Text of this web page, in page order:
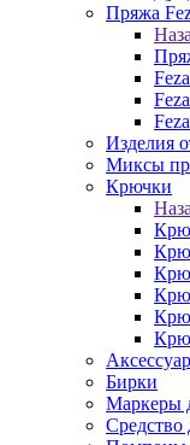
Пряжа
Изделия
Миксы
Крючки
Бирки
Маркеры
Средство